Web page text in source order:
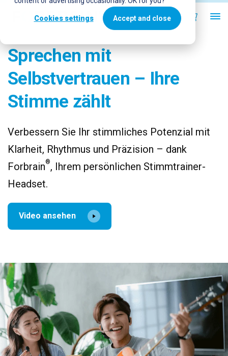
Cookies settings Accept and close
Sprechen mit
Selbstvertrauen – Ihre
Stimme zählt
Verbessern Sie Ihr stimmliches Potenzial mit
Klarheit, Rhythmus und Präzision – dank
Forbrain®, Ihrem persönlichen Stimmtrainer-
Headset.
Video ansehen